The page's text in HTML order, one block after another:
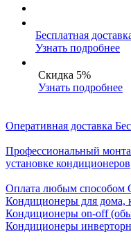
Бесплатная
Узнать подробнее
Скидка 5%
Узнать подробнее
Оперативная доставка
Профессиональный
установке кондиционеров
Оплата любым способом
Кондиционеры для дома,
Кондиционеры on-off
Кондиционеры